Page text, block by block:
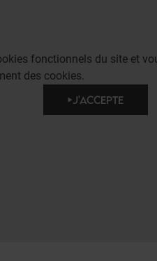
fonctionnels du site et
des cookies.
J'ACCEPTE